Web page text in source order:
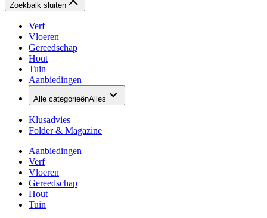
Zoekbalk sluiten
Verf
Vloeren
Gereedschap
Hout
Tuin
Aanbiedingen
Alle categorieënAlles
Klusadvies
Folder & Magazine
Aanbiedingen
Verf
Vloeren
Gereedschap
Hout
Tuin